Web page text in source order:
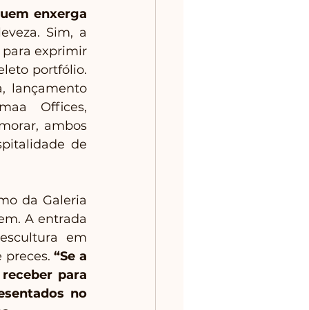
enxerga
Sim, a
para exprimir
portfólio.
lançamento
Offices,
ambos
de
da Galeria
A entrada
em
preces. “Se a
para
no